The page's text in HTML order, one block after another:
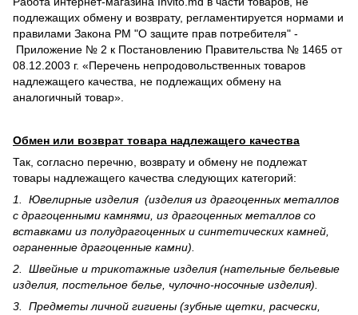
подлежащих обмену и возврату, регламентируется нормами и
правилами Закона РМ "О защите прав потребителя" -
Приложение № 2 к Постановлению Правительства № 1465 от
08.12.2003 г. «Перечень непродовольственных товаров
надлежащего качества, не подлежащих обмену на
аналогичный товар».
Обмен или возврат товара надлежащего качества
Так, согласно перечню, возврату и обмену не подлежат
товары надлежащего качества следующих категорий:
1. Ювелирные изделия (изделия из драгоценных металлов
с драгоценными камнями, из драгоценных металлов со
вставками из полудрагоценных и синте­тических камней,
ограненные драгоценные камни).
2. Швейные и трикотажные изделия (нательные бельевые
изделия, постельное белье, чулочно-носочные изделия).
3. Предметы личной гигиены (зубные щетки, расчески,